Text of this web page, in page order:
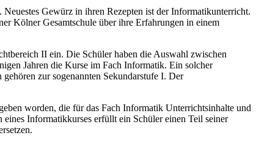
Gewürz in ihren Rezepten ist der Informatikunterricht.
Kölner Gesamtschule über ihre Erfahrungen in einem
II ein. Die Schüler haben die Auswahl zwischen
Jahren die Kurse im Fach Informatik. Ein solcher
zur sogenannten Sekundarstufe I. Der
worden, die für das Fach Informatik Unterrichtsinhalte und
Informatikkurses erfüllt ein Schüler einen Teil seiner